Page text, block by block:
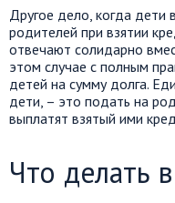
Другое дело, когда дети
родителей при взятии
отвечают солидарно
этом случае с полным
детей на сумму долга.
дети, – это подать на
выплатят взятый ими
Что делать